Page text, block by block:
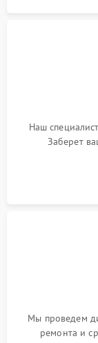
Наш
Заберет
Мы проведем
ремонта и